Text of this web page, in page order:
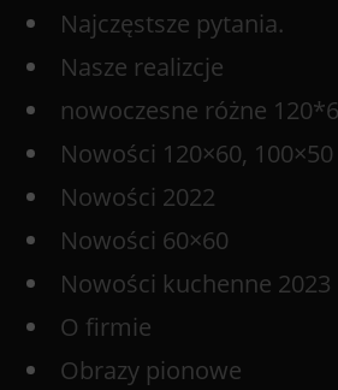
Najczęstsze pytania.
Nasze realizcje
nowoczesne różne
Nowości 120×60, 100×50
Nowości 2022
Nowości 60×60
Nowości kuchenne 2023
O firmie
Obrazy pionowe